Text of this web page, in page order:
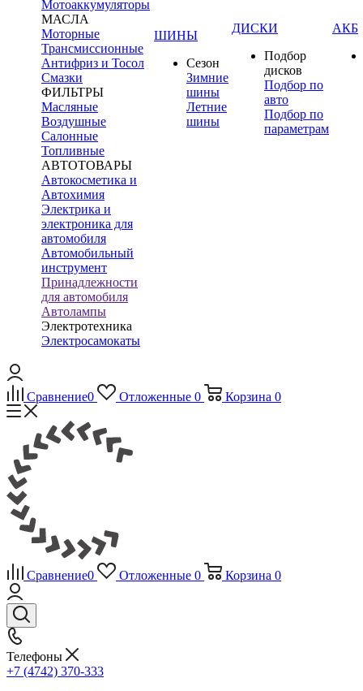
Мотоаккумуляторы
МАСЛА
Моторные
Трансмиссионные
Антифриз и Тосол
Смазки
ФИЛЬТРЫ
Масляные
Воздушные
Салонные
Топливные
АВТОТОВАРЫ
Автокосметика и
Автохимия
Электрика и
электроника для
автомобиля
Автомобильный
инструмент
Принадлежности
для автомобиля
Автолампы
Электротехника
Электросамокаты
ШИНЫ
Сезон
Зимние
шины
Летние
шины
ДИСКИ
Подбор
дисков
Подбор по
авто
Подбор по
параметрам
АКБ
Сравнение0 Отложенные 0 Корзина 0
Сравнение0 Отложенные 0 Корзина 0
Телефоны
+7 (4742) 370-333